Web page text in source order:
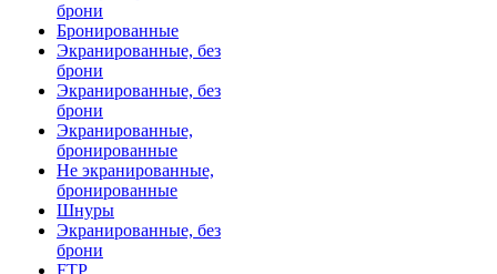
брони
Бронированные
Экранированные, без
брони
Экранированные, без
брони
Экранированные,
бронированные
Не экранированные,
бронированные
Шнуры
Экранированные, без
брони
FTP